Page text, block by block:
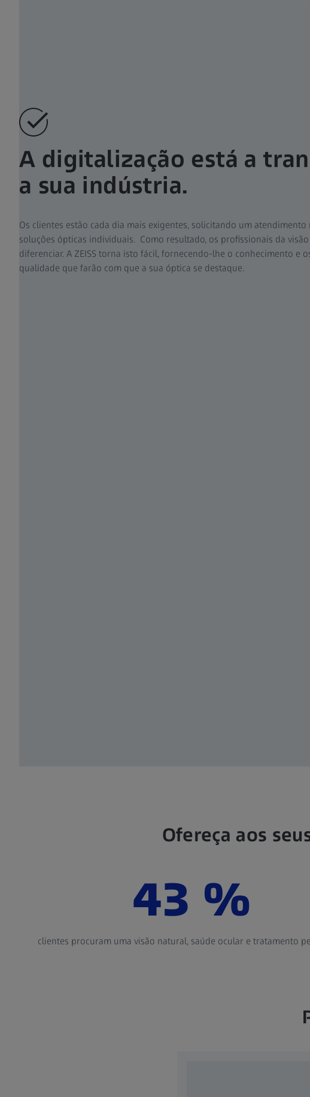
A digitalização está a
a sua indústria.
Os clientes estão cada dia mais exigentes, solicitando um
soluções ópticas individuais. Como resultado, os profissionais da
diferenciar. A ZEISS torna isto fácil, fornecendo-lhe o conhecimento e
qualidade que farão com que a sua óptica se destaque.
Ofereça aos
43 %
dos clientes procuram uma visão natural, saúde ocular e tratamento